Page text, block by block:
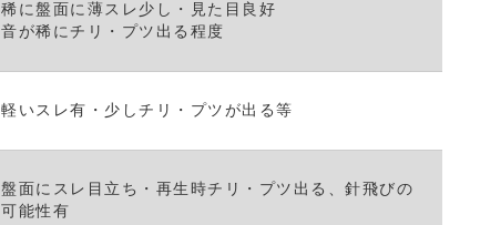
稀に盤面に薄スレ少し・見た目良好
音が稀にチリ・プツ出る程度
軽いスレ有・少しチリ・プツが出る等
盤面にスレ目立ち・再生時チリ・プツ出る、針飛びの
可能性有